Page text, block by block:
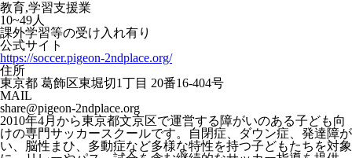
教育,学習支援業
10~49人
課外学習等の受け入れ有り
公式サイト
https://soccer.pigeon-2ndplace.org/
住所
東京都 葛飾区東堀切1丁目 20番16-404号
MAIL
share@pigeon-2ndplace.org
2010年4月から東京都文京区で運営する障がいのある子ども向
けの専門サッカースクールです。自閉症、ダウン症、発達障が
い、脳性まひ、多動症など多様な特性を持つ子どもたちを対象